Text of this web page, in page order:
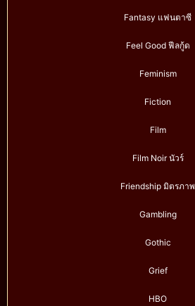
Fantasy แฟนตาซี
Feel Good ฟีลกู้ด
Feminism
Fiction
Film
Film Noir นัวร์
Friendship มิตรภาพ
Gambling
Gothic
Grief
HBO